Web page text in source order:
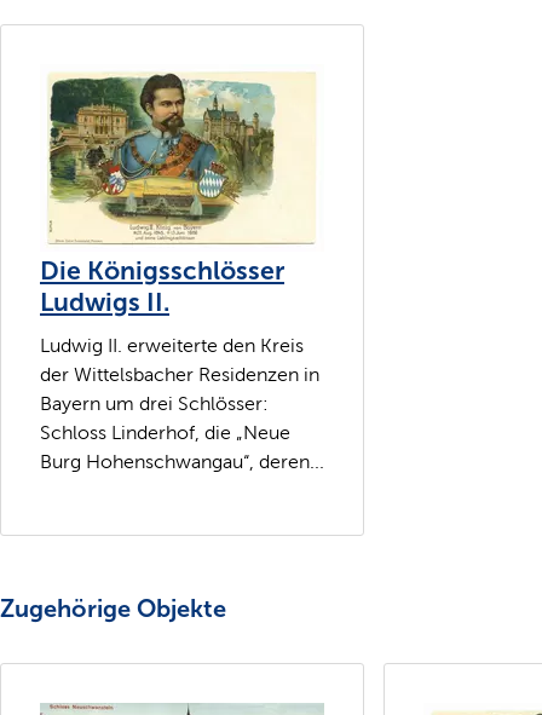
Die Königsschlösser
Ludwigs II.
Ludwig II. erweiterte den Kreis
der Wittelsbacher Residenzen in
Bayern um drei Schlösser:
Schloss Linderhof, die „Neue
Burg Hohenschwangau“, deren...
Zugehörige Objekte